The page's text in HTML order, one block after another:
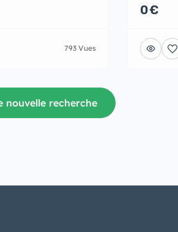
793 Vues
0 €
nouvelle recherche